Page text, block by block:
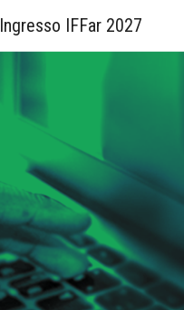
Ingresso IFFar 2027